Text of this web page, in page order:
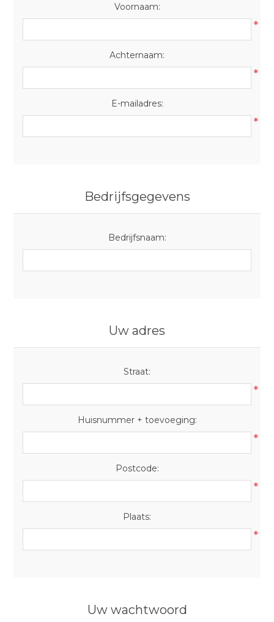
Voornaam:
*
Achternaam:
*
E-mailadres:
*
Bedrijfsgegevens
Bedrijfsnaam:
Uw adres
Straat:
*
Huisnummer + toevoeging:
*
Postcode:
*
Plaats:
*
Uw wachtwoord